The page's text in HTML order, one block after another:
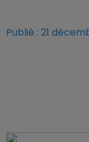
Publié : 21